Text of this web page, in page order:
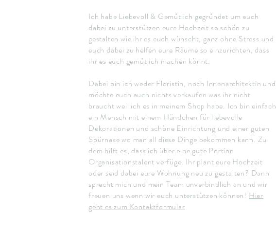
Ich habe Liebevoll & Gemütlich gegründet um euch
dabei zu unterstützen eure Hochzeit so schön zu
gestalten wie ihr es euch wünscht, ganz ohne Stress und
euch dabei zu helfen eure Räume so einzurichten, dass
ihr es euch gemütlich machen könnt.
Dabei bin ich weder Floristin, noch Innenarchitektin und
möchte euch auch nichts verkaufen was ihr nicht
braucht weil ich es in meinem Shop habe. Ich bin einfach
ein Mensch mit einem Händchen für liebevolle
Dekorationen und schöne Einrichtung und einer guten
Spürnase wo man all diese Dinge bekommen kann. Zu
dem hilft es, dass ich über eine gute Portion
Organisationstalent verfüge. Ihr plant eure Hochzeit
oder seid dabei eure Wohnung neu zu gestalten? Dann
sprecht mich und mein Team unverbindlich an und wir
freuen uns wenn wir euch unterstützen können! Hier
geht es zum Kontaktformular